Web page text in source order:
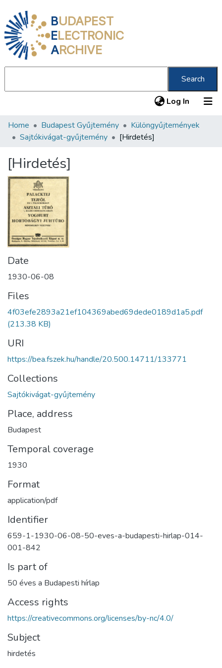
BUDAPEST
ELECTRONIC
ARCHIVE
Search
Log In (current)
Communities & Collections
Statistics
About us
Home Budapest Gyűjtemény
Különgyűjtemények
Sajtókivágat-gyűjtemény
[Hirdetés]
[Hirdetés]
Date
1930-06-08
Files
4f03efe2893a21ef104369abed69dede0189d1a5.pdf
(213.38 KB)
URI
https://bea.fszek.hu/handle/20.500.14711/133771
Collections
Sajtókivágat-gyűjtemény
Place, address
Budapest
Temporal coverage
1930
Format
application/pdf
Identifier
659-1-1930-06-08-50-eves-a-budapesti-hirlap-014-
001-842
Is part of
50 éves a Budapesti hírlap
Access rights
https://creativecommons.org/licenses/by-nc/4.0/
Subject
hirdetés